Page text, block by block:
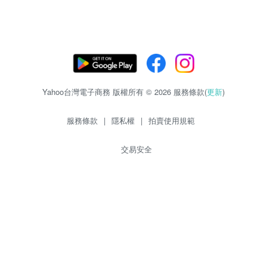
Yahoo台灣電子商務 版權所有 © 2026 服務條款(更新)
服務條款 | 隱私權 | 拍賣使用規範
交易安全